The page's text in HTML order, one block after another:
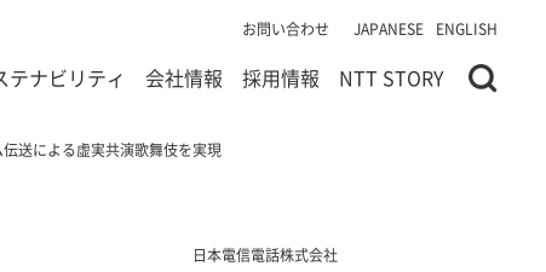
お問い合わせ JAPANESE ENGLISH
テナビリティ 会社情報 採用情報 NTT STORY
送による虚実共演歌舞伎を実現
日本電信電話株式会社